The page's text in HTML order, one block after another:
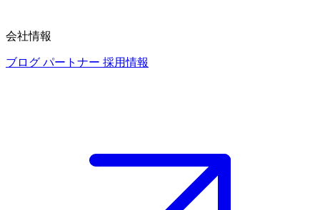
会社情報
ブログ パートナー 採用情報